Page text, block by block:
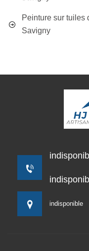
Peinture sur tuiles
Savigny
indisponible